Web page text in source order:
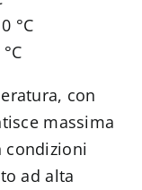
°C
con
massima
condizioni
ad alta